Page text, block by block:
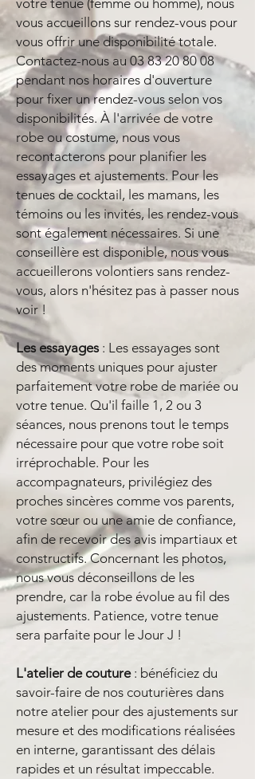
votre tenue (femme ou homme), nous
vous accueillons sur rendez-vous pour
vous offrir une disponibilité totale.
Contactez-nous au 03 83 20 80 08
pendant nos horaires d'ouverture
pour fixer un rendez-vous selon vos
disponibilités. À l'arrivée de votre
robe ou costume, nous vous
recontacterons pour planifier les
essayages et ajustements. Pour les
tenues de cocktail, les mamans, les
témoins ou les invités, les rendez-vous
sont également nécessaires. Si une
conseillère est disponible, nous vous
accueillerons volontiers sans rendez-
vous, alors n'hésitez pas à passer nous
voir !
Les essayages: Les essayages sont
des moments uniques pour ajuster
parfaitement votre robe de mariée ou
votre tenue. Qu'il faille 1, 2 ou 3
séances, nous prenons tout le temps
nécessaire pour que votre robe soit
irréprochable. Pour les
accompagnateurs, privilégiez des
proches sincères comme vos parents,
votre sœur ou une amie de confiance,
afin de recevoir des avis impartiaux et
constructifs. Concernant les photos,
nous vous déconseillons de les
prendre, car la robe évolue au fil des
ajustements. Patience, votre tenue
sera parfaite pour le Jour J !
L'atelier de couture: bénéficiez du
savoir-faire de nos couturières dans
notre atelier pour des ajustements sur
mesure et des modifications réalisées
en interne, garantissant des délais
rapides et un résultat impeccable.